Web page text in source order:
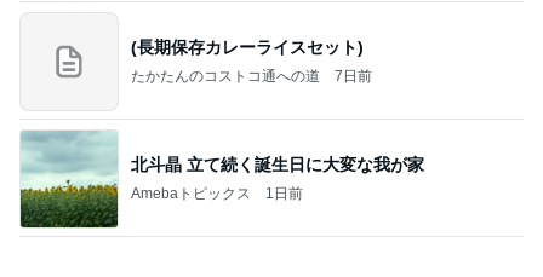
(長期保存カレーライスセット)
たかたんのコストコ通への道 7日前
北斗晶 立て続く誕生日に大変な我が家
Amebaトピックス 1日前